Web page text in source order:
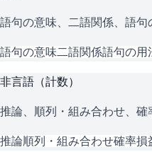
語句の意味、二語関係、語句
語句の意味二語関係語句の用
非言語（計数）
推論、順列・組み合わせ、確
推論順列・組み合わせ確率損